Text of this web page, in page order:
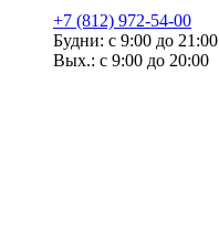
+7 (812) 972-54-00
Будни: с 9:00 до 21:00
Вых.: с 9:00 до 20:00